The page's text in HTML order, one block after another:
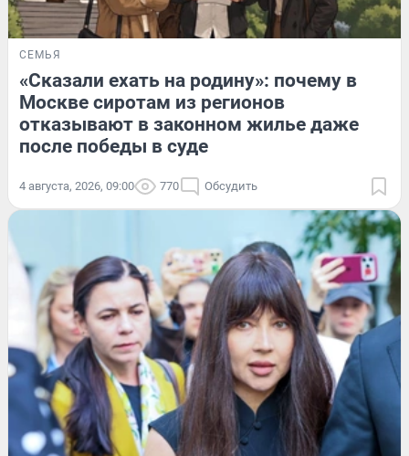
СЕМЬЯ
«Сказали ехать на родину»: почему в
Москве сиротам из регионов
отказывают в законном жилье даже
после победы в суде
4 августа, 2026, 09:00 770 Обсудить